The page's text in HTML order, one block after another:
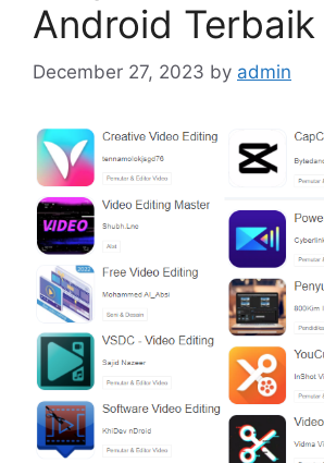
Android Terbaik
December 27, 2023 by admin